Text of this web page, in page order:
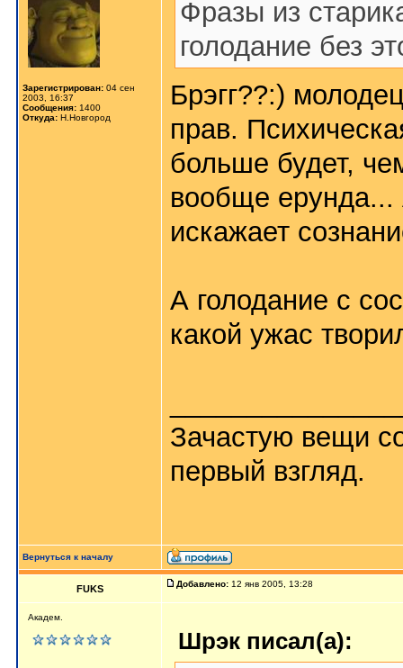
Зарегистрирован: 04 сен
2003, 16:37
Сообщения: 1400
Откуда: Н.Новгород
Фразы из
голодание без
Брэгг??:)
прав.
больше будет,
вообще ерунда...
искажает
А голодание с
какой ужас
Зачастую вещи
первый взгляд.
Вернуться к началу
FUKS Добавлено: 12 янв 2005, 13:28
Академ.
Шрэк писал(а):